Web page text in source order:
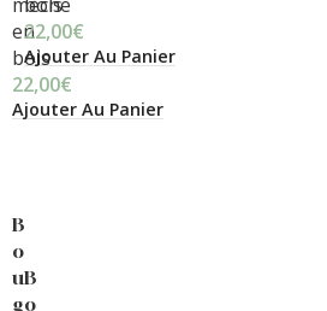
en
bois
22,00€
Ajouter Au Panier
22,00€
Ajouter Au Panier
B
o
u
g
B
o